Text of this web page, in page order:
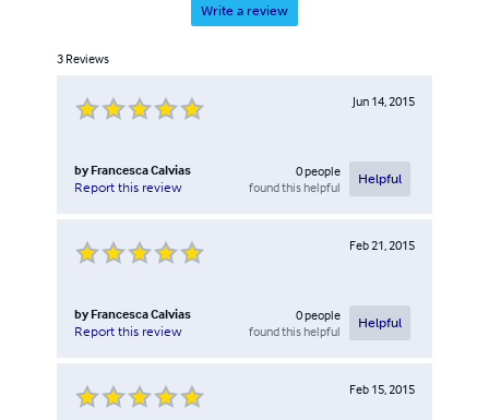
Write a review
3 Reviews
Jun 14, 2015
by Francesca Calvias
Report this review
0people
found this helpful
Helpful
Feb 21, 2015
by Francesca Calvias
Report this review
0people
found this helpful
Helpful
Feb 15, 2015